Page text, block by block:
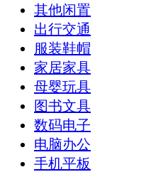
其他闲置
出行交通
服装鞋帽
家居家具
母婴玩具
图书文具
数码电子
电脑办公
手机平板